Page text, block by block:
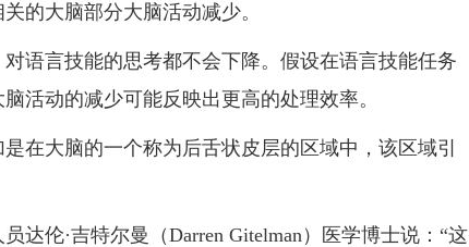
的大脑部分大脑活动减少。
语言技能的思考都不会下降。假设在语言技能任务
活动的减少可能反映出更高的处理效率。
在大脑的一个称为后舌状皮层的区域中，该区域引
达伦·吉特尔曼（Darren Gitelman）医学博士说：“这